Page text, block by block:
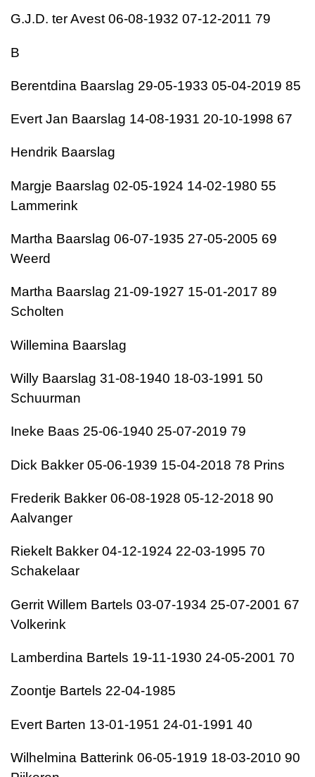
G.J.D. ter Avest 06-08-1932 07-12-2011 79
B
Berentdina Baarslag 29-05-1933 05-04-2019 85
Evert Jan Baarslag 14-08-1931 20-10-1998 67
Hendrik Baarslag
Margje Baarslag 02-05-1924 14-02-1980 55
Lammerink
Martha Baarslag 06-07-1935 27-05-2005 69
Weerd
Martha Baarslag 21-09-1927 15-01-2017 89
Scholten
Willemina Baarslag
Willy Baarslag 31-08-1940 18-03-1991 50
Schuurman
Ineke Baas 25-06-1940 25-07-2019 79
Dick Bakker 05-06-1939 15-04-2018 78 Prins
Frederik Bakker 06-08-1928 05-12-2018 90
Aalvanger
Riekelt Bakker 04-12-1924 22-03-1995 70
Schakelaar
Gerrit Willem Bartels 03-07-1934 25-07-2001 67
Volkerink
Lamberdina Bartels 19-11-1930 24-05-2001 70
Zoontje Bartels 22-04-1985
Evert Barten 13-01-1951 24-01-1991 40
Wilhelmina Batterink 06-05-1919 18-03-2010 90